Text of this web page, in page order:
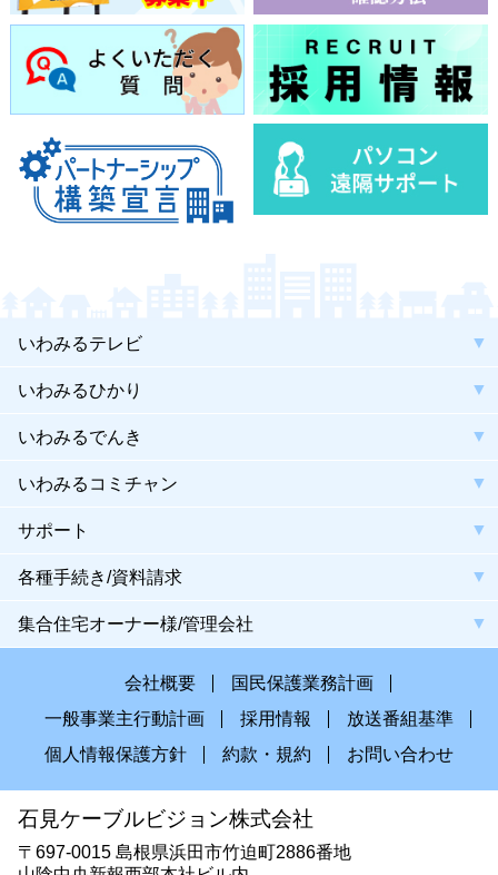
いわみるテレビ
いわみるひかり
いわみるでんき
いわみるコミチャン
サポート
各種手続き/資料請求
集合住宅オーナー様/管理会社
会社概要
国民保護業務計画
一般事業主行動計画
採用情報
放送番組基準
個人情報保護方針
約款・規約 お問い合わせ
石見ケーブルビジョン株式会社
〒697-0015 島根県浜田市竹迫町2886番地